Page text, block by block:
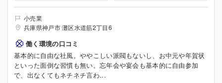
小売業
兵庫県神戸市 灘区水道筋2丁目6
働く環境の口コミ
基本的に自由な社風。ややこしい派閥もないし、お中元や年賀状
といった面倒な習慣も無い。忘年会や宴会も基本的に自由参加
で、出なくてもネチネチ言わ...